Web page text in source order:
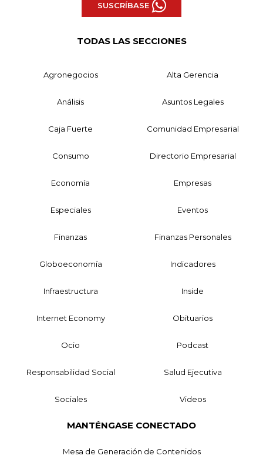
SUSCRÍBASE
TODAS LAS SECCIONES
Agronegocios Alta Gerencia
Análisis Asuntos Legales
Caja Fuerte Comunidad Empresarial
Consumo Directorio Empresarial
Economía Empresas
Especiales Eventos
Finanzas Finanzas Personales
Globoeconomía Indicadores
Infraestructura Inside
Internet Economy Obituarios
Ocio Podcast
Responsabilidad Social Salud Ejecutiva
Sociales Videos
MANTÉNGASE CONECTADO
Mesa de Generación de Contenidos